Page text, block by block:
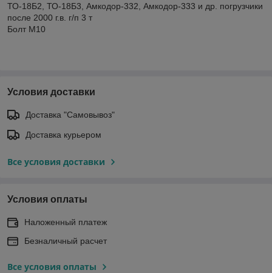
ТО-18Б2, ТО-18Б3, Амкодор-332, Амкодор-333 и др. погрузчики
после 2000 г.в. г/п 3 т
Болт М10
Условия доставки
Доставка "Самовывоз"
Доставка курьером
Все условия доставки
Условия оплаты
Наложенный платеж
Безналичный расчет
Все условия оплаты